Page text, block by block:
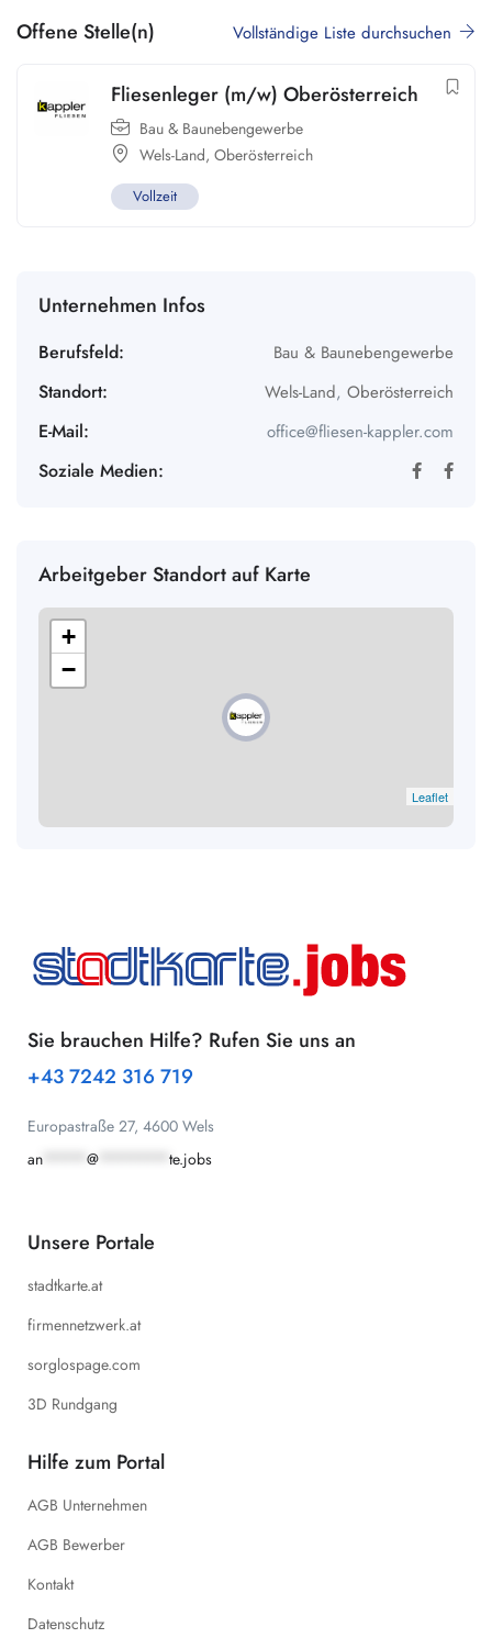
Offene Stelle(n) Vollständige Liste durchsuchen
Fliesenleger (m/w) Oberösterreich
Bau & Baunebengewerbe
Wels-Land, Oberösterreich
Vollzeit
Unternehmen Infos
Berufsfeld: Bau & Baunebengewerbe
Standort: Wels-Land, Oberösterreich
E-Mail: office@fliesen-kappler.com
Soziale Medien:
Arbeitgeber Standort auf Karte
+
−
Leaflet
Sie brauchen Hilfe? Rufen Sie uns an
+43 7242 316 719
Europastraße 27, 4600 Wels
an
@ te.jobs
Unsere Portale
stadtkarte.at
firmennetzwerk.at
sorglospage.com
3D Rundgang
Hilfe zum Portal
AGB Unternehmen
AGB Bewerber
Kontakt
Datenschutz